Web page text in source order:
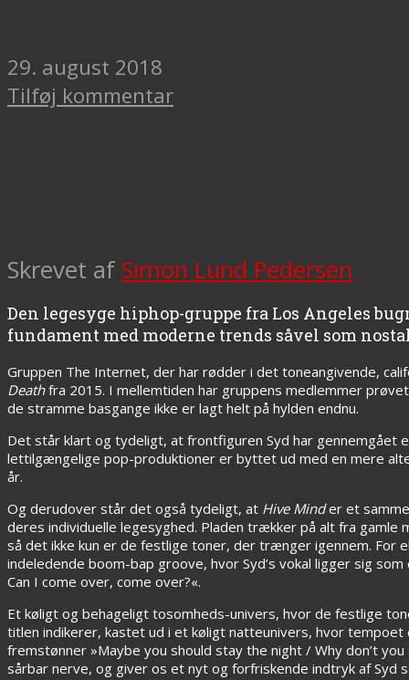
29. august 2018
Tilføj kommentar
Skrevet af Simon Lund Pedersen
Den legesyge hiphop-gruppe fra Los Angeles
fundament med moderne trends såvel som
Gruppen The Internet, der har rødder i det toneangivende,
Deathfra 2015. I mellemtiden har gruppens medlemmer
de stramme basgange ikke er lagt helt på hylden endnu.
Det står klart og tydeligt, at frontfiguren Syd har
lettilgængelige pop-produktioner er byttet ud med en mere
år.
Og derudover står det også tydeligt, at Hive Minder et
deres individuelle legesyghed. Pladen trækker på alt fra
så det ikke kun er de festlige toner, der trænger igennem. For
indeledende boom-bap groove, hvor Syd’s vokal ligger sig
Can I come over, come over?«.
Et køligt og behageligt tosomheds-univers, hvor de festlige
titlen indikerer, kastet ud i et køligt natteunivers, hvor
fremstønner »Maybe you should stay the night / Why don’t
sårbar nerve, og giver os et nyt og forfriskende indtryk af Syd